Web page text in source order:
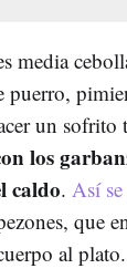
media
puerro,
un sofrito
los
caldo. Así
que
al plato.